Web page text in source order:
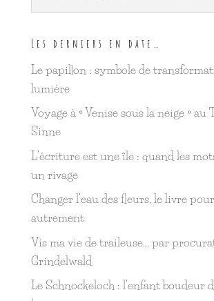
Les derniers en date…
Le papillon : symbole de
lumière
Voyage à « Venise sous la neige » au
Sinne
L’écriture est une île : quand les
un rivage
Changer l’eau des fleurs, le livre
autrement
Vis ma vie de traileuse… par
Grindelwald
Le Schnockeloch : l’enfant boudeur